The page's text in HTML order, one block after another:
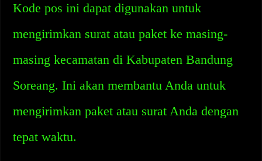
Kode pos ini dapat digunakan untuk
mengirimkan surat atau paket ke masing-
masing kecamatan di Kabupaten Bandung
Soreang. Ini akan membantu Anda untuk
mengirimkan paket atau surat Anda dengan
tepat waktu.